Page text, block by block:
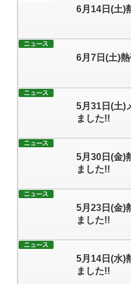
6月14日(土)
6月7日(土)
5月31日(土)
ました!!
5月30日(金)
ました!!
5月23日(金)
ました!!
5月14日(水)
ました!!